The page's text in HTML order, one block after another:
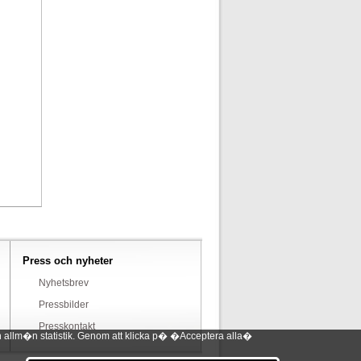
statistik. Genom att klicka p� �Acceptera alla�
Press och nyheter
Nyhetsbrev
Pressbilder
Presskontakt